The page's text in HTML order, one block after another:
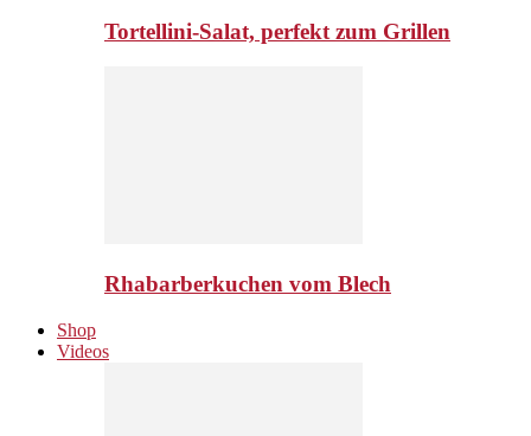
Tortellini-Salat, perfekt zum Grillen
Rhabarberkuchen vom Blech
Shop
Videos